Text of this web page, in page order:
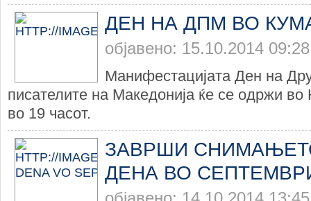
ДЕН НА ДПМ ВО
објавено: 15.10.2014 09:28
Манифестацијата Ден на
писателите на Македонија ќе се одржи во
во 19 часот.
ЗАВРШИ
ДЕНА ВО